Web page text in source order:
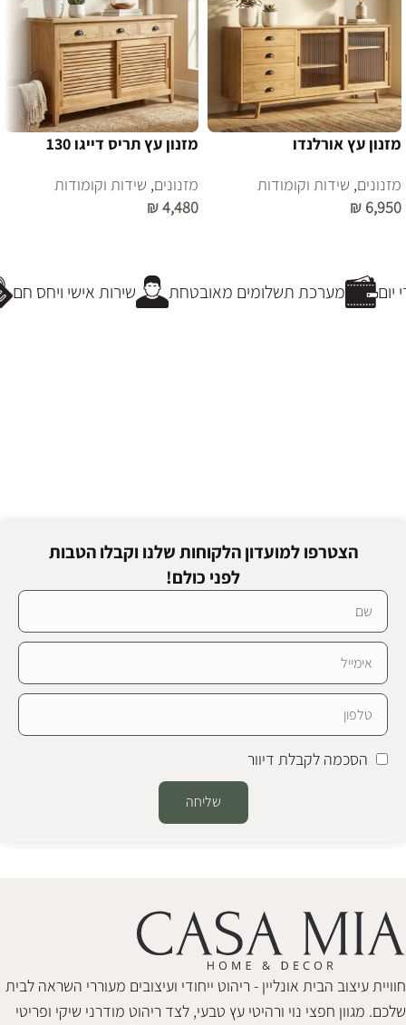
מזנון עץ אורלנדו
מזנונים, שידות וקומודות
₪ 6,950
מזנון עץ תריס דייגו 130
מזנונים, שידות וקומודות
₪4,480
שירות אישי ויחס חם מערכת תשלומים מאובטחת
הצטרפו למועדון הלקוחות שלנו וקבלו הטבות
לפני כולם!
הסכמה לקבלת דיוור
שליחה
חוויית עיצוב הבית אונליין - ריהוט ייחודי ועיצובים מעוררי השראה לבית
שלכם. מגוון חפצי נוי ורהיטי עץ טבעי, לצד ריהוט מודרני שיקי ופריטי